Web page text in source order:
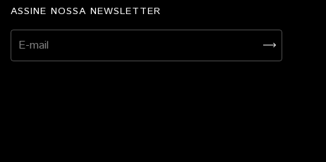
ASSINE NOSSA NEWSLETTER